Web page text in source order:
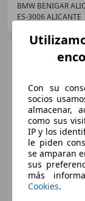
BMW BENIGAR
ES-3006 ALICANTE
05/2022
Con su
socios
almacenar,
como sus
IP y los
le piden
se amparan
sus
más
Cookies.